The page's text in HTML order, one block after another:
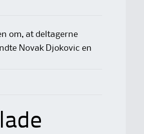
om, at deltagerne
Novak Djokovic en